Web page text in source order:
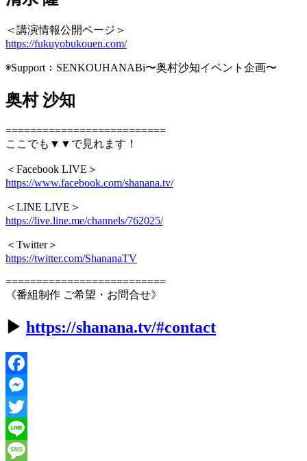
＜講演情報公開ページ＞
https://fukuyobukouen.com/
◉Support：SENKOUHANABi〜奥村沙知イベント企画〜
奥村 沙知
==========================
ここでも▼▼で見れます！
＜Facebook LIVE＞
https://www.facebook.com/shanana.tv/
＜LINE LIVE＞
https://live.line.me/channels/762025/
＜Twitter＞
https://twitter.com/ShananaTV
==========================
《番組制作 ご希望・お問合せ》
▶︎ https://shanana.tv/#contact